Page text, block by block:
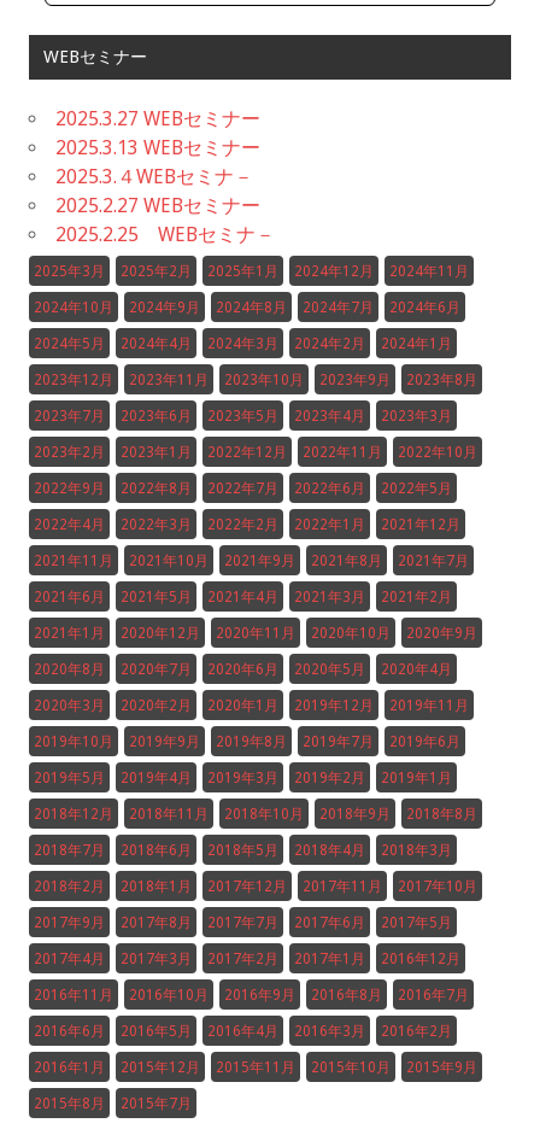
WEBセミナー
2025.3.27 WEBセミナー
2025.3.13 WEBセミナー
2025.3.４WEBセミナ－
2025.2.27 WEBセミナー
2025.2.25 WEBセミナ－
2025年3月 2025年2月 2025年1月 2024年12月 2024年11月
2024年10月 2024年9月 2024年8月 2024年7月 2024年6月
2024年5月 2024年4月 2024年3月 2024年2月 2024年1月
2023年12月 2023年11月 2023年10月 2023年9月 2023年8月
2023年7月 2023年6月 2023年5月 2023年4月 2023年3月
2023年2月 2023年1月 2022年12月 2022年11月 2022年10月
2022年9月 2022年8月 2022年7月 2022年6月 2022年5月
2022年4月 2022年3月 2022年2月 2022年1月 2021年12月
2021年11月 2021年10月 2021年9月 2021年8月 2021年7月
2021年6月 2021年5月 2021年4月 2021年3月 2021年2月
2021年1月 2020年12月 2020年11月 2020年10月 2020年9月
2020年8月 2020年7月 2020年6月 2020年5月 2020年4月
2020年3月 2020年2月 2020年1月 2019年12月 2019年11月
2019年10月 2019年9月 2019年8月 2019年7月 2019年6月
2019年5月 2019年4月 2019年3月 2019年2月 2019年1月
2018年12月 2018年11月 2018年10月 2018年9月 2018年8月
2018年7月 2018年6月 2018年5月 2018年4月 2018年3月
2018年2月 2018年1月 2017年12月 2017年11月 2017年10月
2017年9月 2017年8月 2017年7月 2017年6月 2017年5月
2017年4月 2017年3月 2017年2月 2017年1月 2016年12月
2016年11月 2016年10月 2016年9月 2016年8月 2016年7月
2016年6月 2016年5月 2016年4月 2016年3月 2016年2月
2016年1月 2015年12月 2015年11月 2015年10月 2015年9月
2015年8月 2015年7月